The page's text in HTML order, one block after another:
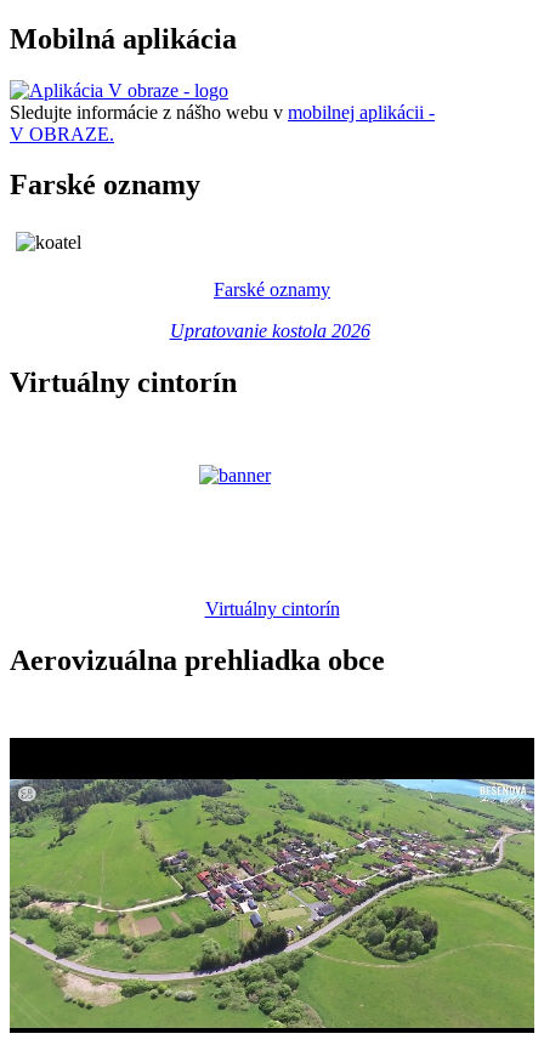
Mobilná aplikácia
Sledujte informácie z nášho webu v mobilnej aplikácii -
V OBRAZE.
Farské oznamy
Farské oznamy
Upratovanie kostola 2026
Virtuálny cintorín
Virtuálny cintorín
Aerovizuálna prehliadka obce